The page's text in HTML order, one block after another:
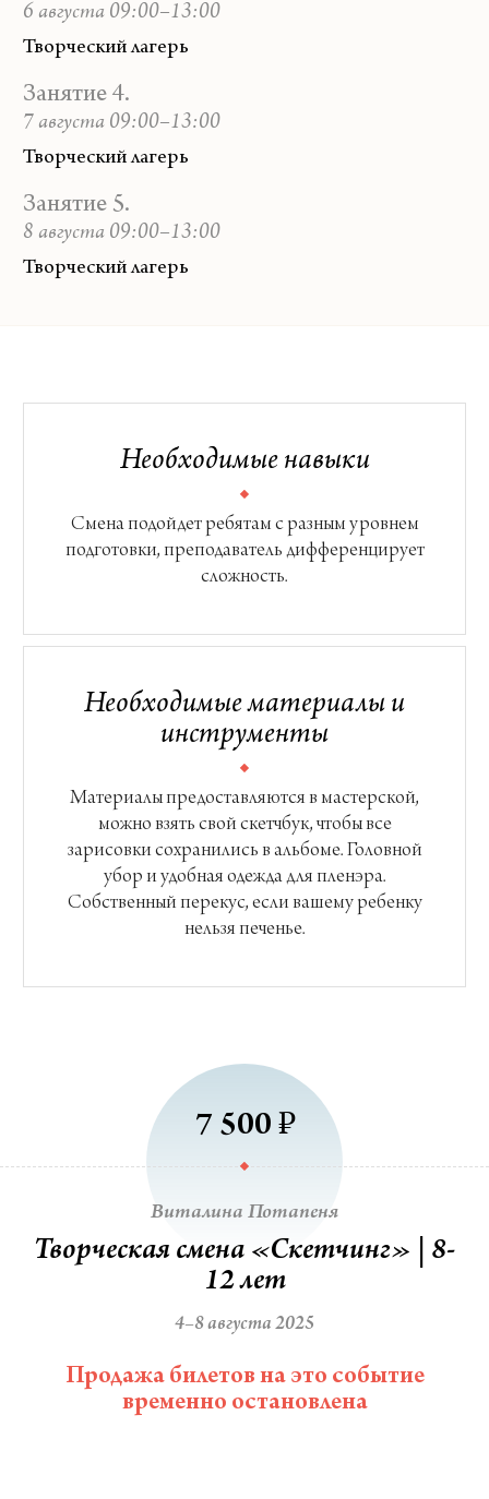
6 августа 09:00–13:00
Творческий лагерь
Занятие 4.
7 августа 09:00–13:00
Творческий лагерь
Занятие 5.
8 августа 09:00–13:00
Творческий лагерь
Необходимые навыки
Смена подойдет ребятам с разным уровнем
подготовки, преподаватель дифференцирует
сложность.
Необходимые материалы и
инструменты
Материалы предоставляются в мастерской,
можно взять свой скетчбук, чтобы все
зарисовки сохранились в альбоме. Головной
убор и удобная одежда для пленэра.
Собственный перекус, если вашему ребенку
нельзя печенье.
7 500 ₽
Виталина Потапеня
Творческая смена «Скетчинг» | 8-
12 лет
4–8 августа 2025
Продажа билетов на это событие
временно остановлена